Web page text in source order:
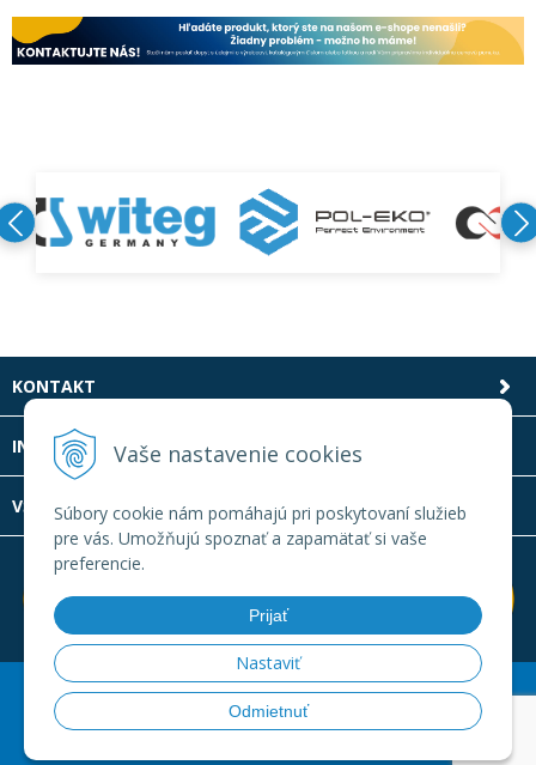
Vaše nastavenie cookies
Súbory cookie nám pomáhajú pri poskytovaní služieb
pre vás. Umožňujú spoznať a zapamätať si vaše
preferencie.
Prijať
Nastaviť
Odmietnuť
KONTAKT
INFOLINKA
VŠETKO O NÁKUPE
© 2026 Laboratornatechnika.sk •Created
e-shop Pohoda
connectorbyNextCom s.r.o.